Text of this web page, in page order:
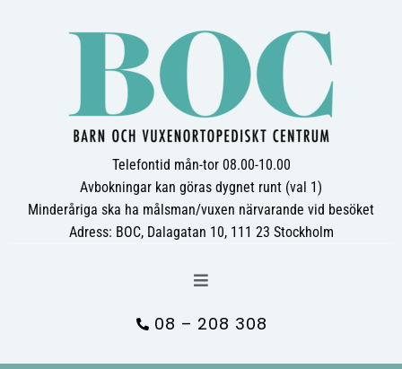
Telefontid mån-tor 08.00-10.00
Avbokningar kan göras dygnet runt (val 1)
Minderåriga ska ha målsman/vuxen närvarande vid besöket
Adress: BOC, Dalagatan 10, 111 23 Stockholm
08 – 208 308